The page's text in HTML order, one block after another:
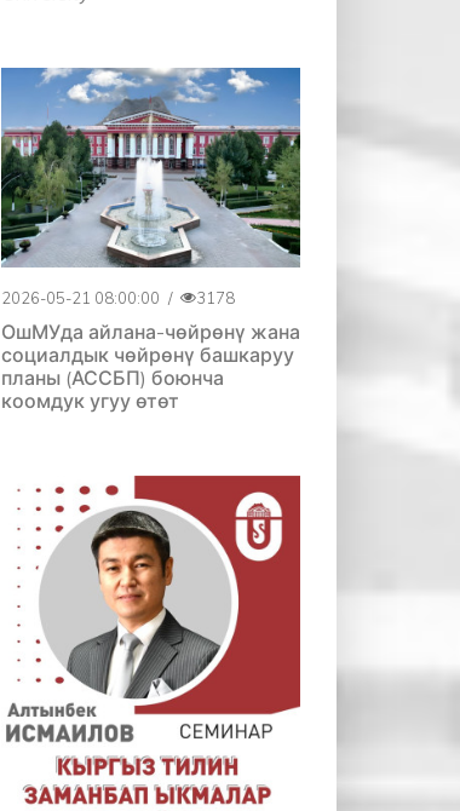
2026-05-21 08:00:00 / 3178
ОшМУда айлана-чөйрөнү жана
социалдык чөйрөнү башкаруу
планы (АССБП) боюнча
коомдук угуу өтөт